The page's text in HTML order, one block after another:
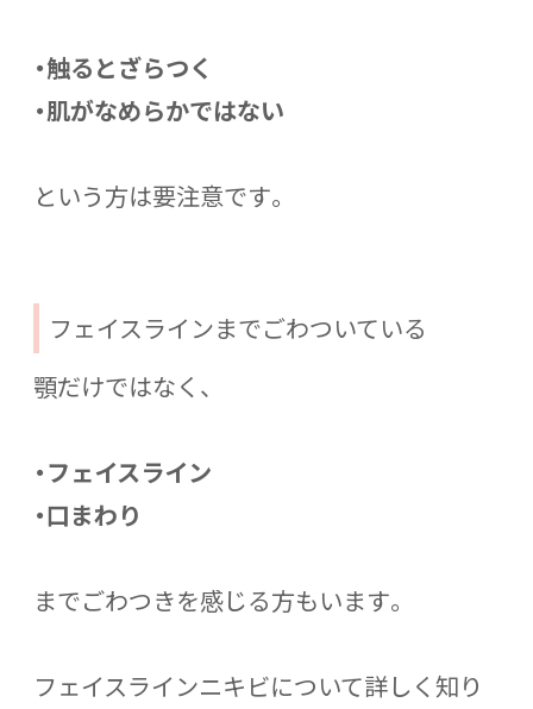
・触るとざらつく
・肌がなめらかではない
という方は要注意です。
フェイスラインまでごわついている
顎だけではなく、
・フェイスライン
・口まわり
までごわつきを感じる方もいます。
フェイスラインニキビについて詳しく知り